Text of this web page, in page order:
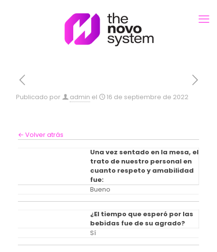
Publicado por admin el 16 de septiembre de 2022
← Volver atrás
Una vez sentado en la mesa, el
trato de nuestro personal en
cuanto respeto y amabilidad
fue:
Bueno
¿El tiempo que esperó por las
bebidas fue de su agrado?
Sí